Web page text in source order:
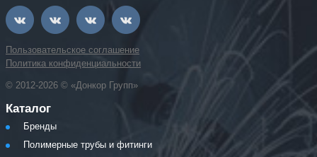
Пользовательское соглашение
Политика конфиденциальности
© 2012-2026 © «Донкор Групп»
Каталог
Бренды
Полимерные трубы и фитинги